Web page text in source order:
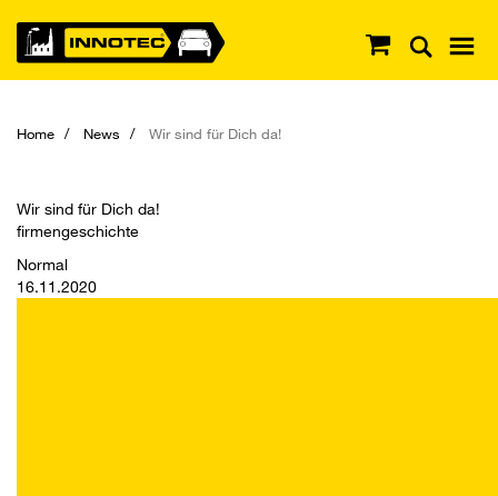
Home News Wir sind für Dich da!
Wir sind für Dich da!
firmengeschichte
Normal
16.11.2020